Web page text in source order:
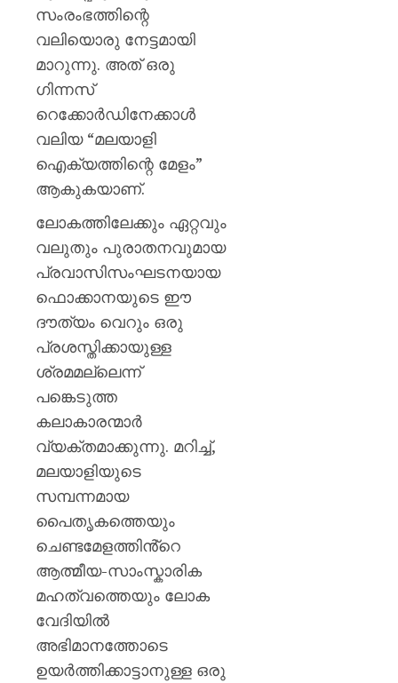
സംരംഭത്തിന്റെ
വലിയൊരു നേട്ടമായി
മാറുന്നു. അത് ഒരു
ഗിന്നസ്
റെക്കോർഡിനേക്കാൾ
വലിയ “മലയാളി
ഐക്യത്തിന്റെ മേളം”
ആകുകയാണ്.
ലോകത്തിലേക്കും ഏറ്റവും
വലുതും പുരാതനവുമായ
പ്രവാസിസംഘടനയായ
ഫൊക്കാനയുടെ ഈ
ദൗത്യം വെറും ഒരു
പ്രശസ്തിക്കായുള്ള
ശ്രമമല്ലെന്ന്
പങ്കെടുത്ത
കലാകാരന്മാർ
വ്യക്തമാക്കുന്നു. മറിച്ച്,
മലയാളിയുടെ
സമ്പന്നമായ
പൈതൃകത്തെയും
ചെണ്ടമേളത്തിൻ്റെ
ആത്മീയ-സാംസ്കാരിക
മഹത്വത്തെയും ലോക
വേദിയിൽ
അഭിമാനത്തോടെ
ഉയർത്തിക്കാട്ടാനുള്ള ഒരു